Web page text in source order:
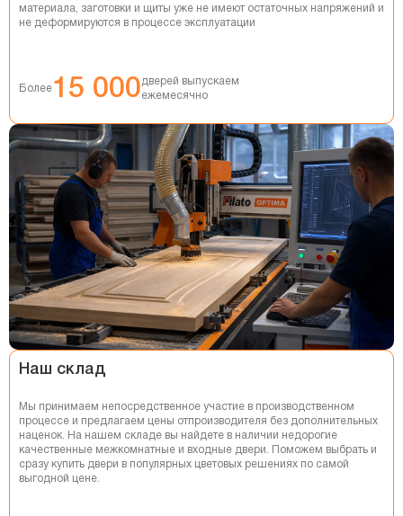
НАТЯЖНЫЕ ПОТОЛКИ
РЕМОНТ КВАРТИР
материала, заготовки и щиты уже не имеют остаточных напряжений и
не деформируются в процессе эксплуатации
Более15 000дверей выпускаем
ежемесячно
Наш склад
Мы принимаем непосредственное участие в производственном
процессе и предлагаем цены отпроизводителя без дополнительных
наценок. На нашем складе вы найдете в наличии недорогие
качественные межкомнатные и входные двери. Поможем выбрать и
сразу купить двери в популярных цветовых решениях по самой
выгодной цене.